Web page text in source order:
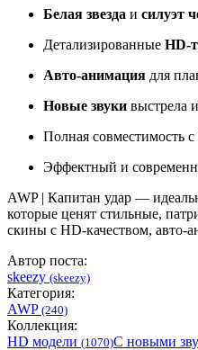
Белая звезда и силуэт
Детализированные HD-
Авто-анимация для
Новые звуки выстрела
Полная совместимость с
Эффектный и
AWP | Капитан удар —
которые ценят стильные,
скины с HD-качеством, авто-
Автор поста:
skeezy (skeezy)
Категория:
AWP (240)
Коллекция:
HD модели (1070)С новыми